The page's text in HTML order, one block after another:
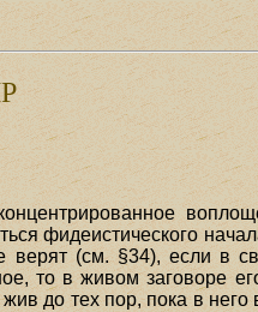
фидеистического
верят (см. §34), если в
то в живом заговоре
до тех пор, пока в него